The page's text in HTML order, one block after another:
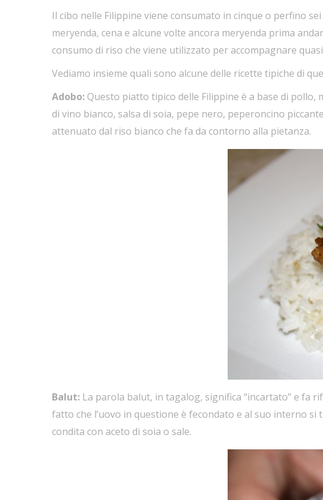
Il cibo nelle Filippine viene consumato in cinque o perfino
meryenda, cena e alcune volte ancora meryenda prima
consumo di riso che viene utilizzato per accompagnare
Vediamo insieme quali sono alcune delle ricette tipiche di
Adobo: Questo piatto tipico delle Filippine è a base di
di vino bianco, salsa di soia, pepe nero, peperoncino
attenuato dal riso bianco che fa da contorno alla pietanza.
Balut: La parola balut, in tagalog, significa “incartato” e fa
fatto che l’uovo in questione è fecondato e al suo interno
condita con aceto di soia o sale.